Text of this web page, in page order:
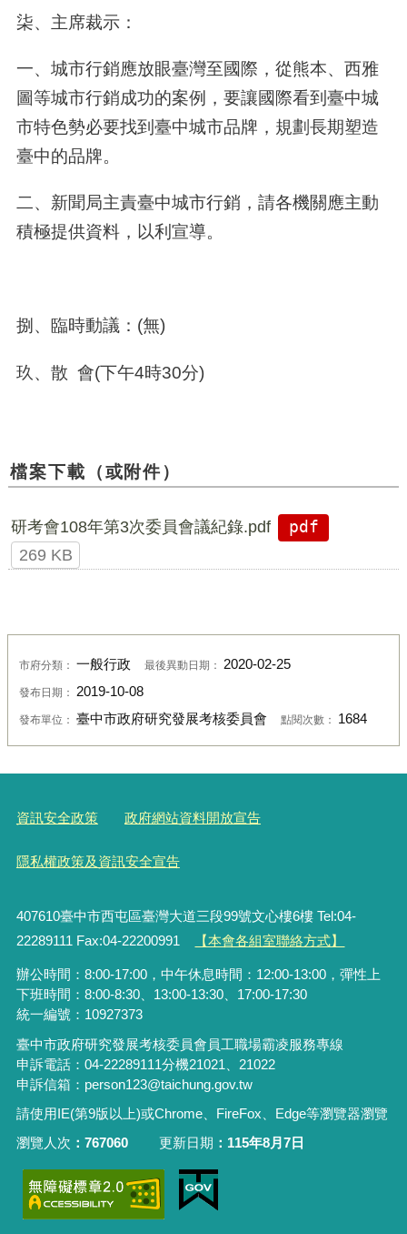
柒、主席裁示：
一、城市行銷應放眼臺灣至國際，從熊本、西雅
圖等城市行銷成功的案例，要讓國際看到臺中城
市特色勢必要找到臺中城市品牌，規劃長期塑造
臺中的品牌。
二、新聞局主責臺中城市行銷，請各機關應主動
積極提供資料，以利宣導。
捌、臨時動議： (無)
玖、散 會(下午4時30分)
檔案下載（或附件）
研考會108年第3次委員會議紀錄.pdf
pdf
269 KB
市府分類： 一般行政 最後異動日期： 2020-02-25
發布日期： 2019-10-08
發布單位： 臺中市政府研究發展考核委員會 點閱次數： 1684
資訊安全政策 政府網站資料開放宣告
隱私權政策及資訊安全宣告
407610臺中市西屯區臺灣大道三段99號文心樓6樓 Tel:04-
22289111 Fax:04-22200991
【本會各組室聯絡方式】
辦公時間：8:00-17:00，中午休息時間：12:00-13:00，彈性上
下班時間：8:00-8:30、13:00-13:30、17:00-17:30
統一編號：10927373
臺中市政府研究發展考核委員會員工職場霸凌服務專線
申訴電話：04-22289111分機21021、21022
申訴信箱：person123@taichung.gov.tw
請使用IE(第9版以上)或Chrome、FireFox、Edge等瀏覽器瀏覽
瀏覽人次
767060 更新日期 115年8月7日